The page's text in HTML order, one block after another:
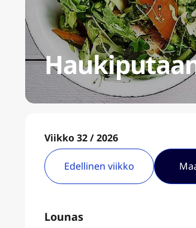
Viikko 32 / 2026
Edellinen viikko
Lounas